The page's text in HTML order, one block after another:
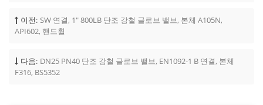
이전: SW 연결, 1" 800LB 단조 강철 글로브 밸브, 본체 A105N,
API602, 핸드휠
다음: DN25 PN40 단조 강철 글로브 밸브, EN1092-1 B 연결, 본체
F316, BS5352